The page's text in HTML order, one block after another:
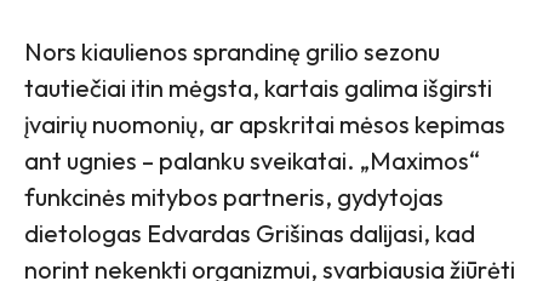
Nors kiaulienos sprandinę grilio sezonu
tautiečiai itin mėgsta, kartais galima išgirsti
įvairių nuomonių, ar apskritai mėsos kepimas
ant ugnies – palanku sveikatai. „Maximos“
funkcinės mitybos partneris, gydytojas
dietologas Edvardas Grišinas dalijasi, kad
norint nekenkti organizmui, svarbiausia žiūrėti